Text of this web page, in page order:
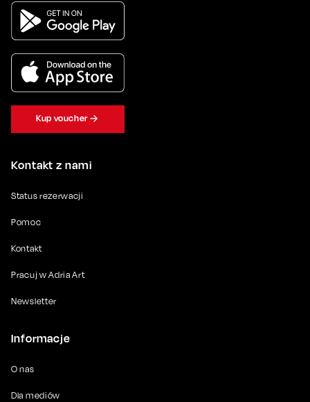
Kontakt z nami
Status rezerwacji
Pomoc
Kontakt
Pracuj w Adria Art
Newsletter
Informacje
O nas
Dla mediów
Kup voucher